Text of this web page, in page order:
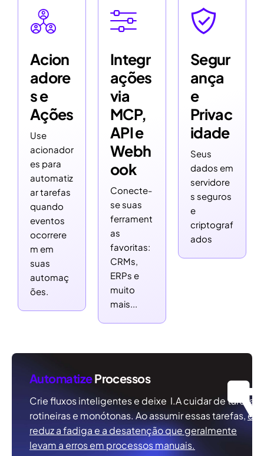
Acion
adore
s e
Ações
Use
acionador
es para
automatiz
ar tarefas
quando
eventos
ocorrere
m em
suas
automaç
ões.
Integr
ações
via
MCP,
API e
Webh
ook
Conecte-
se suas
ferrament
as
favoritas:
CRMs,
ERPs e
muito
mais...
Segur
ança
e
Privac
idade
Seus
dados em
servidore
s seguros
e
criptograf
ados
AutomatizeProcessos
Crie fluxos inteligentes e deixe I.A cuidar de tarefas
rotineiras e monótonas. Ao assumir essas tarefas,ela
reduz a fadiga e a desatenção que geralmente
levam a erros em processos manuais.